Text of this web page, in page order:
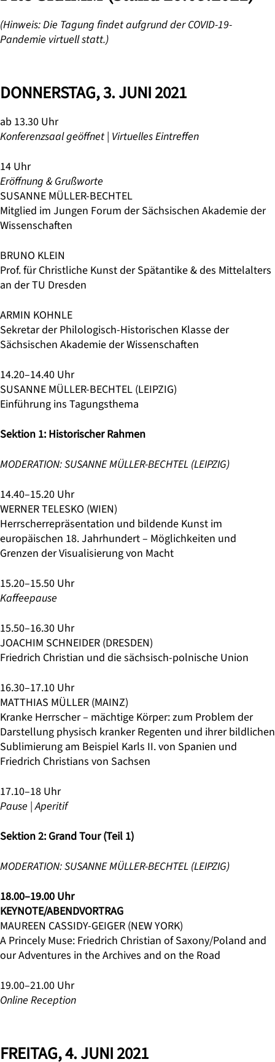
(Hinweis: Die Tagung findet aufgrund der COVID-19-
Pandemie virtuell statt.)
DONNERSTAG, 3. JUNI 2021
ab 13.30 Uhr
Konferenzsaal geöffnet | Virtuelles Eintreffen
14 Uhr
Eröffnung & Grußworte
SUSANNE MÜLLER-BECHTEL
Mitglied im Jungen Forum der Sächsischen Akademie der
Wissenschaften
BRUNO KLEIN
Prof. für Christliche Kunst der Spätantike & des Mittelalters
an der TU Dresden
ARMIN KOHNLE
Sekretar der Philologisch-Historischen Klasse der
Sächsischen Akademie der Wissenschaften
14.20–14.40 Uhr
SUSANNE MÜLLER-BECHTEL (LEIPZIG)
Einführung ins Tagungsthema
Sektion 1: Historischer Rahmen
MODERATION:SUSANNE MÜLLER-BECHTEL (LEIPZIG)
14.40–15.20 Uhr
WERNER TELESKO (WIEN)
Herrscherrepräsentation und bildende Kunst im
europäischen 18. Jahrhundert – Möglichkeiten und
Grenzen der Visualisierung von Macht
15.20–15.50 Uhr
Kaffeepause
15.50–16.30 Uhr
JOACHIM SCHNEIDER (DRESDEN)
Friedrich Christian und die sächsisch-polnische Union
16.30–17.10 Uhr
MATTHIAS MÜLLER (MAINZ)
Kranke Herrscher – mächtige Körper: zum Problem der
Darstellung physisch kranker Regenten und ihrer bildlichen
Sublimierung am Beispiel Karls II. von Spanien und
Friedrich Christians von Sachsen
17.10–18 Uhr
Pause | Aperitif
Sektion 2: Grand Tour (Teil 1)
MODERATION:SUSANNE MÜLLER-BECHTEL (LEIPZIG)
18.00–19.00 Uhr
KEYNOTE/ABENDVORTRAG
MAUREEN CASSIDY-GEIGER (NEW YORK)
A Princely Muse: Friedrich Christian of Saxony/Poland and
our Adventures in the Archives and on the Road
19.00–21.00 Uhr
Online Reception
FREITAG, 4. JUNI 2021